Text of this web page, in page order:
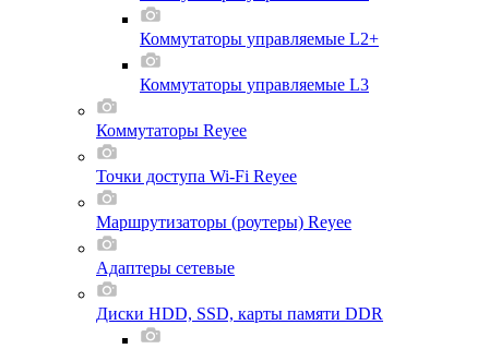
Коммутаторы управляемые L2+
Коммутаторы управляемые L3
Коммутаторы Reyee
Точки доступа Wi-Fi Reyee
Маршрутизаторы (роутеры) Reyee
Адаптеры сетевые
Диски HDD, SSD, карты памяти DDR